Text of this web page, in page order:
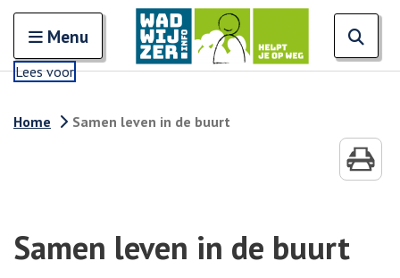
Open en sluit het
Menu
Lees voor
Home Samen leven in de buurt
Samen leven in de buurt